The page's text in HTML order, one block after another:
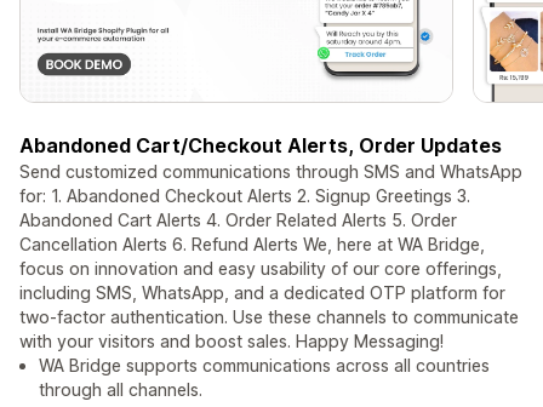
Abandoned Cart/Checkout Alerts, Order Updates
Send customized communications through SMS and WhatsApp
for: 1. Abandoned Checkout Alerts 2. Signup Greetings 3.
Abandoned Cart Alerts 4. Order Related Alerts 5. Order
Cancellation Alerts 6. Refund Alerts We, here at WA Bridge,
focus on innovation and easy usability of our core offerings,
including SMS, WhatsApp, and a dedicated OTP platform for
two-factor authentication. Use these channels to communicate
with your visitors and boost sales. Happy Messaging!
WA Bridge supports communications across all countries
through all channels.